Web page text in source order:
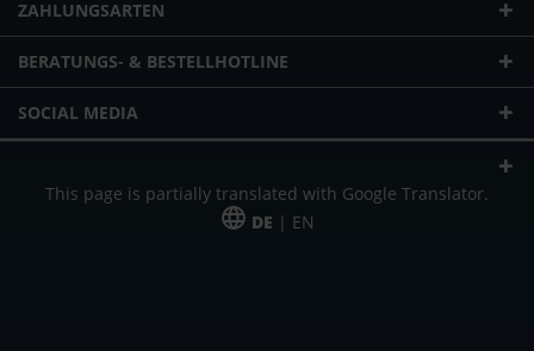
ZAHLUNGSARTEN
BERATUNGS- & BESTELLHOTLINE
SOCIAL MEDIA
This page is partially translated with Google Translator.
DE | EN